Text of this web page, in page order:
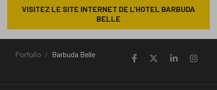
VISITEZ LE SITE INTERNET DE L'HOTEL BARBUDA
BELLE
Porfolio Barbuda Belle